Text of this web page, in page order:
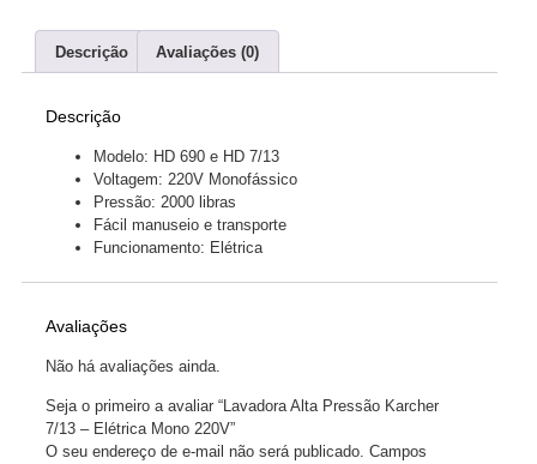
Descrição Avaliações (0)
Descrição
Modelo: HD 690 e HD 7/13
Voltagem: 220V Monofássico
Pressão: 2000 libras
Fácil manuseio e transporte
Funcionamento: Elétrica
Avaliações
Não há avaliações ainda.
Seja o primeiro a avaliar “Lavadora Alta Pressão Karcher
7/13 – Elétrica Mono 220V”
O seu endereço de e-mail não será publicado. Campos